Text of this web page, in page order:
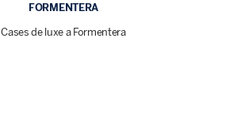
FORMENTERA
Cases de luxe a Formentera